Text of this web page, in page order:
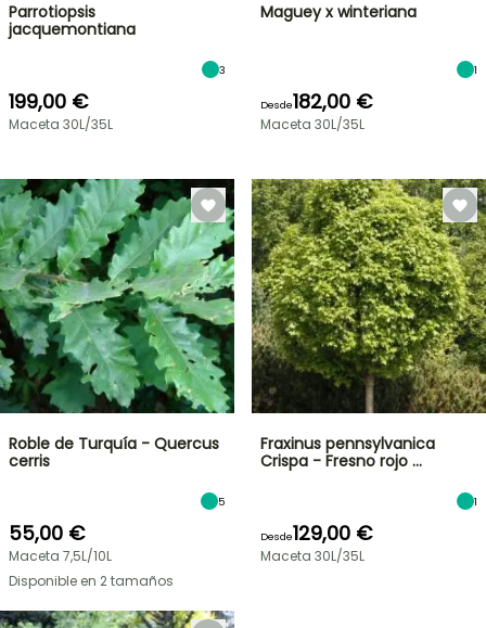
Parrotiopsis
jacquemontiana
3
199,00 €
Maceta 30L/35L
Maguey x winteriana
1
Desde182,00 €
Maceta 30L/35L
Roble de Turquía - Quercus
cerris
5
55,00 €
Maceta 7,5L/10L
Disponible en 2 tamaños
Fraxinus pennsylvanica
Crispa - Fresno rojo …
1
Desde129,00 €
Maceta 30L/35L